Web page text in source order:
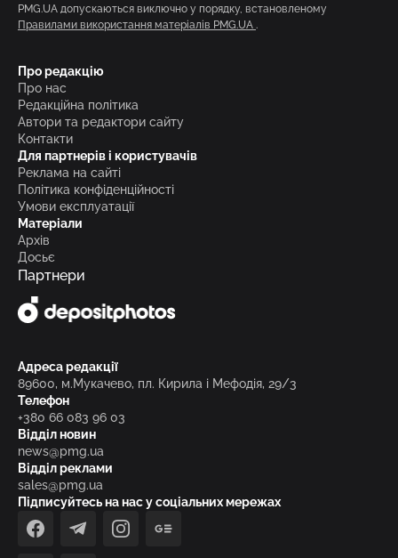
PMG.UA допускаються виключно у порядку, встановленому
Правилами використання матеріалів PMG.UA .
Про редакцію
Про нас
Редакційна політика
Автори та редактори сайту
Контакти
Для партнерів і користувачів
Реклама на сайті
Політика конфіденційності
Умови експлуатації
Матеріали
Архів
Досьє
Партнери
Адреса редакції
89600, м.Мукачево, пл. Кирила і Мефодія, 29/3
Телефон
+380 66 083 96 03
Відділ новин
news@pmg.ua
Відділ реклами
sales@pmg.ua
Підписуйтесь на нас у соціальних мережах
facebooktelegraminstagramgoogle_news